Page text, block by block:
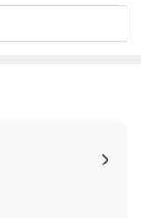
3. 아미쉬 분파
리 / 3. 세례의 서약
과 사회적 기피